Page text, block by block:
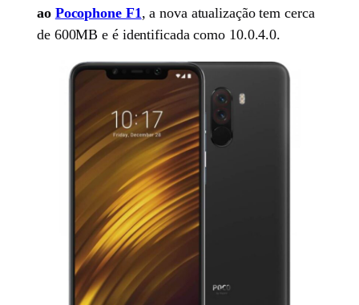
ao Pocophone F1 , a nova atualização tem cerca
de 600MB e é identificada como 10.0.4.0.